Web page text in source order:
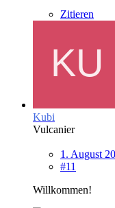
Zitieren
Kubi
Vulcanier
1. August
#11
Willkommen!